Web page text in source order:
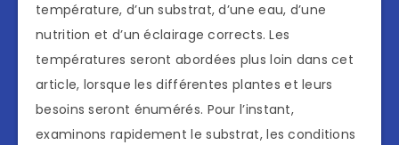
température, d’un substrat, d’une eau, d’une
nutrition et d’un éclairage corrects. Les
températures seront abordées plus loin dans cet
article, lorsque les différentes plantes et leurs
besoins seront énumérés. Pour l’instant,
examinons rapidement le substrat, les conditions